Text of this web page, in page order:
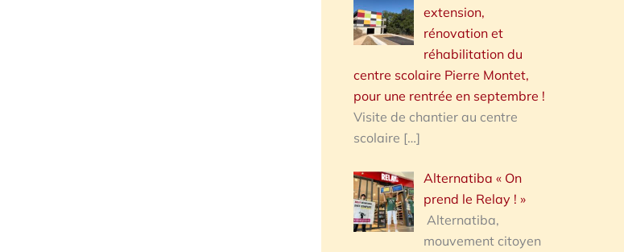
extension,
rénovation et
réhabilitation du
centre scolaire Pierre Montet,
pour une rentrée en septembre !
Visite de chantier au centre
scolaire […]
Alternatiba « On
prend le Relay ! »
Alternatiba,
mouvement citoyen